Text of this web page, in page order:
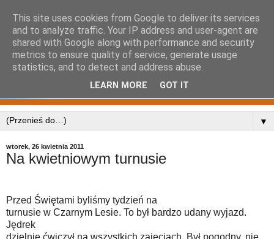
▼
wtorek, 26 kwietnia 2011
Na kwietniowym turnusie
Przed Świętami byliśmy tydzień na
turnusie w Czarnym Lesie. To był bardzo udany wyjazd.
Jędrek
dzielnie ćwiczył na wszystkich zajęciach. Był pogodny, nie
This site uses cookies from Google to deliver its services
and to analyze traffic. Your IP address and user-agent are
shared with Google along with performance and security
metrics to ensure quality of service, generate usage
statistics, and to detect and address abuse.
LEARN MORE GOT IT